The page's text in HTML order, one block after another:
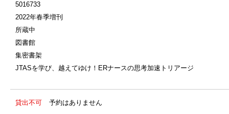
5016733
2022年春季増刊
所蔵中
図書館
集密書架
JTASを学び、越えてゆけ！ERナースの思考加速トリアージ
貸出不可 予約はありません